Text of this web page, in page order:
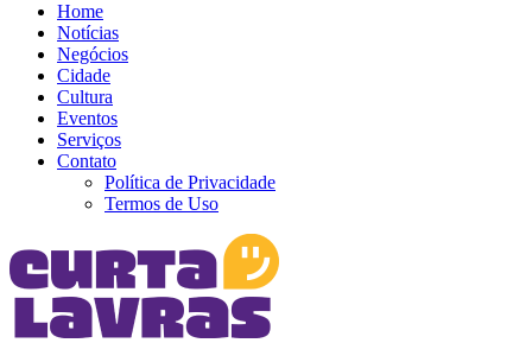
Home
Notícias
Negócios
Cidade
Cultura
Eventos
Serviços
Contato
Política de Privacidade
Termos de Uso